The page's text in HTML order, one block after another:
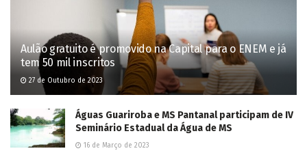
Aulão gratuito é promovido na Capital para o ENEM e já
tem 50 mil inscritos
27 de Outubro de 2023
Águas Guariroba e MS Pantanal participam de IV
Seminário Estadual da Água de MS
16 de Março de 2023